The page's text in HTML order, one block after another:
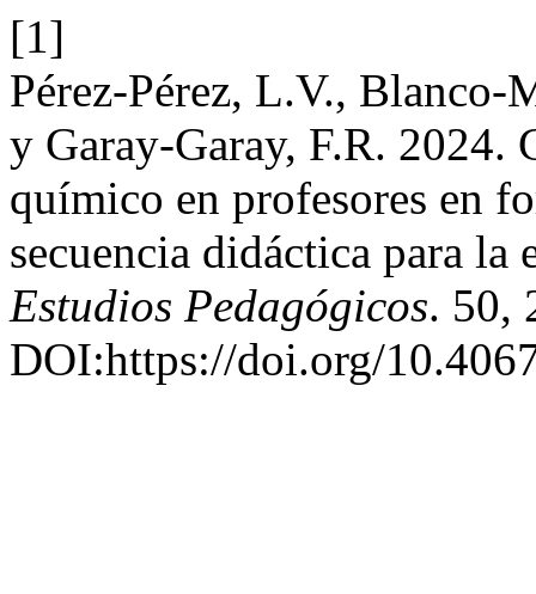
[1]
Pérez-Pérez, L.V.,
y Garay-Garay, F.R. 2024.
químico en profesores en
secuencia didáctica para
Estudios Pedagógicos. 50,
DOI:https://doi.org/